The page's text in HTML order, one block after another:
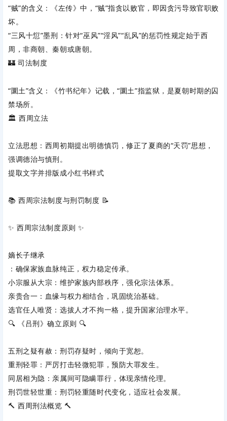
“贼”的含义 ‌：《左传》中，“贼”指‌贪以败官 ‌，即因贪污导致官职败
坏。
“三风十愆”墨刑 ‌：针对“巫风”“淫风”“乱风”的惩罚性规定始于‌西
周 ‌，非商朝、秦朝或唐朝。
🏰 ‌司法制度
“圜土”含义 ‌：《竹书纪年》记载，“圜土”指‌监狱 ‌，是夏朝时期的囚
禁场所。
🏛️ ‌西周立法
立法思想 ‌：西周初期提出‌明德慎罚 ‌，修正了夏商的“天罚”思想，
强调德治与慎刑。
提取文字并排版成小红书样式
📚 西周宗法制度与刑罚制度 📝
✨ 西周宗法制度原则 ✨
嫡长子继承
‌：确保家族血脉纯正，权力稳定传承。
小宗服从大宗 ‌：维护家族内部秩序，强化宗法体系。
亲贵合一 ‌：血缘与权力相结合，巩固统治基础。
选官任人唯贤 ‌：选拔人才不拘一格，提升国家治理水平。
🔍 《吕刑》确立原则 🔍
五刑之疑有赦 ‌：刑罚存疑时，倾向于宽恕。
重刑轻罪 ‌：严厉打击轻微犯罪，预防大罪发生。
同居相为隐 ‌：亲属间可隐瞒罪行，体现亲情伦理。
刑罚世轻世重 ‌：刑罚轻重随时代变化，适应社会发展。
🔨 西周刑法概览 🔨